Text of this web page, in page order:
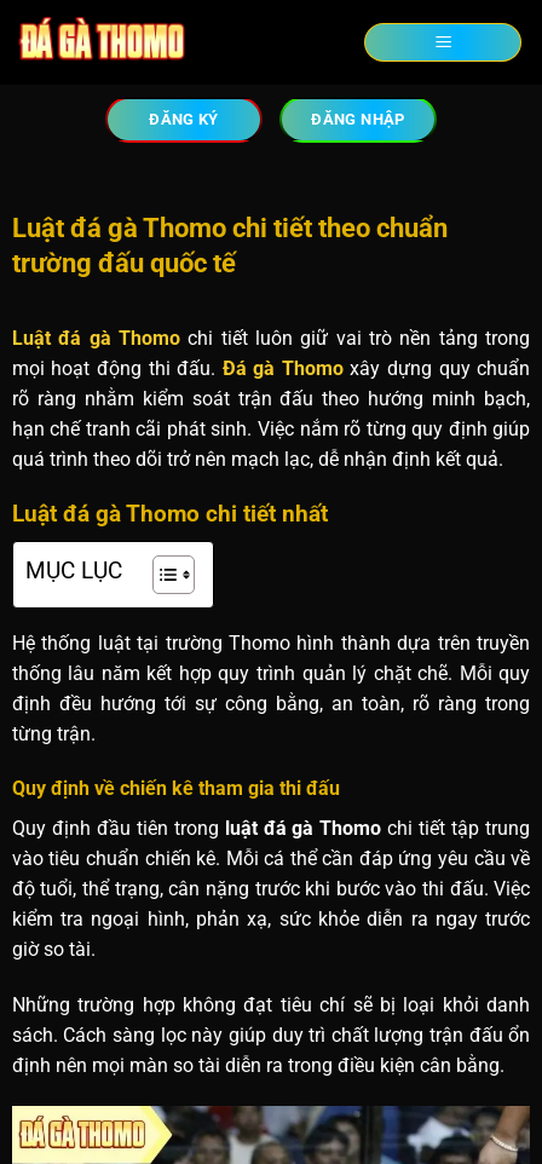
ĐĂNG KÝ ĐĂNG NHẬP
Luật đá gà Thomo chi tiết theo chuẩn
trường đấu quốc tế
Luật đá gà Thomochi tiết luôn giữ vai trò nền tảng trong
mọi hoạt động thi đấu. Đá gà Thomoxây dựng quy chuẩn
rõ ràng nhằm kiểm soát trận đấu theo hướng minh bạch,
hạn chế tranh cãi phát sinh. Việc nắm rõ từng quy định giúp
quá trình theo dõi trở nên mạch lạc, dễ nhận định kết quả.
Luật đá gà Thomo chi tiết nhất
MỤC LỤC
Hệ thống luật tại trường Thomo hình thành dựa trên truyền
thống lâu năm kết hợp quy trình quản lý chặt chẽ. Mỗi quy
định đều hướng tới sự công bằng, an toàn, rõ ràng trong
từng trận.
Quy định về chiến kê tham gia thi đấu
Quy định đầu tiên trong luật đá gà Thomochi tiết tập trung
vào tiêu chuẩn chiến kê. Mỗi cá thể cần đáp ứng yêu cầu về
độ tuổi, thể trạng, cân nặng trước khi bước vào thi đấu. Việc
kiểm tra ngoại hình, phản xạ, sức khỏe diễn ra ngay trước
giờ so tài.
Những trường hợp không đạt tiêu chí sẽ bị loại khỏi danh
sách. Cách sàng lọc này giúp duy trì chất lượng trận đấu ổn
định nên mọi màn so tài diễn ra trong điều kiện cân bằng.